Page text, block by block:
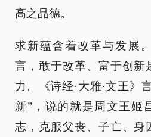
高之品德。
求新蕴含着改革与发展
言，敢于改革、富于创新
力。《诗经·大雅·文王》
新”，说的就是周文王姬
志，克服父丧、子亡、身